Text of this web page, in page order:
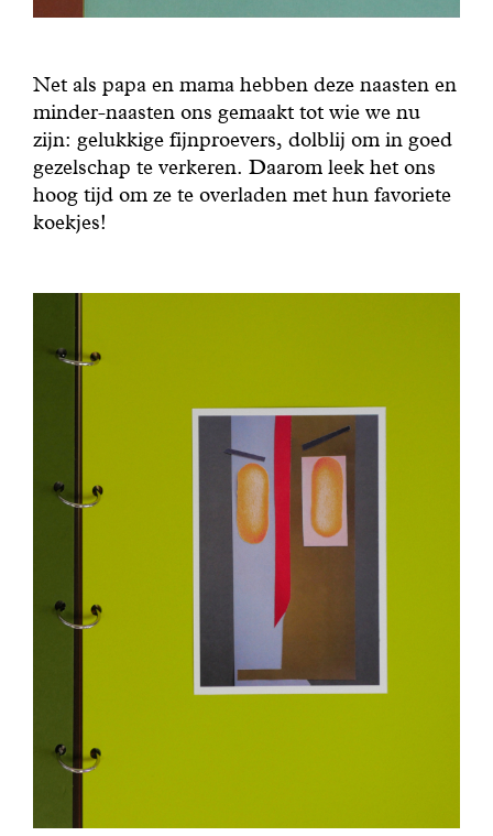
Net als papa en mama hebben deze naasten en
minder-naasten ons gemaakt tot wie we nu
zijn: gelukkige fijnproevers, dolblij om in goed
gezelschap te verkeren. Daarom leek het ons
hoog tijd om ze te overladen met hun favoriete
koekjes!